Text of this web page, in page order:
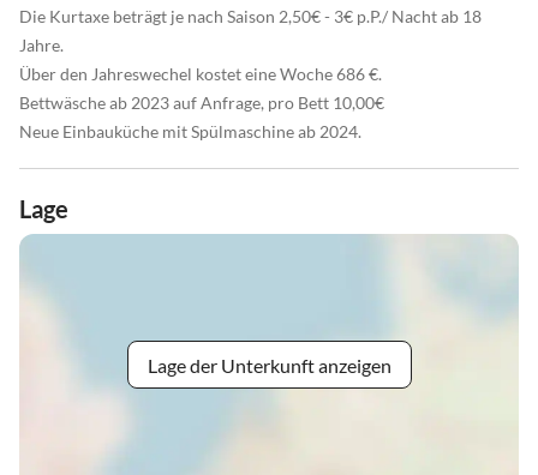
Die Kurtaxe beträgt je nach Saison 2,50€ - 3€ p.P./ Nacht ab 18
Jahre.
Über den Jahreswechel kostet eine Woche 686 €.
Bettwäsche ab 2023 auf Anfrage, pro Bett 10,00€
Neue Einbauküche mit Spülmaschine ab 2024.
Lage
Lage der Unterkunft anzeigen